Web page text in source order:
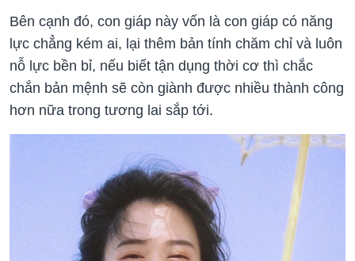
Bên cạnh đó, con giáp này vốn là con giáp có năng
lực chẳng kém ai, lại thêm bản tính chăm chỉ và luôn
nỗ lực bền bỉ, nếu biết tận dụng thời cơ thì chắc
chắn bản mệnh sẽ còn giành được nhiều thành công
hơn nữa trong tương lai sắp tới.